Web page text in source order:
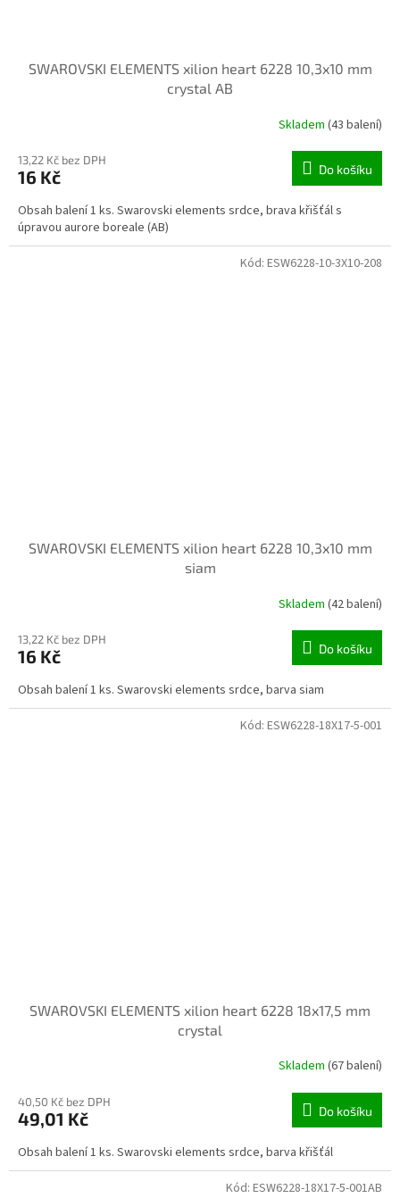
SWAROVSKI ELEMENTS xilion heart 6228 10,3x10 mm
crystal AB
Skladem (43 balení)
13,22 Kč bez DPH
16 Kč Do košíku
Obsah balení 1 ks. Swarovski elements srdce, brava křišťál s
úpravou aurore boreale (AB)
SWAROVSKI ELEMENTS xilion heart 6228 10,3x10 mm
siam
Skladem (42 balení)
13,22 Kč bez DPH
16 Kč Do košíku
Obsah balení 1 ks. Swarovski elements srdce, barva siam
Kód: ESW6228-10-3X10-208
SWAROVSKI ELEMENTS xilion heart 6228 18x17,5 mm
crystal
Skladem (67 balení)
40,50 Kč bez DPH
49,01 Kč Do košíku
Obsah balení 1 ks. Swarovski elements srdce, barva křišťál
Kód: ESW6228-18X17-5-001
Kód: ESW6228-18X17-5-001AB